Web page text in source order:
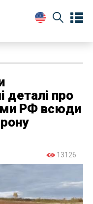
деталі про
РФ всюди
13126